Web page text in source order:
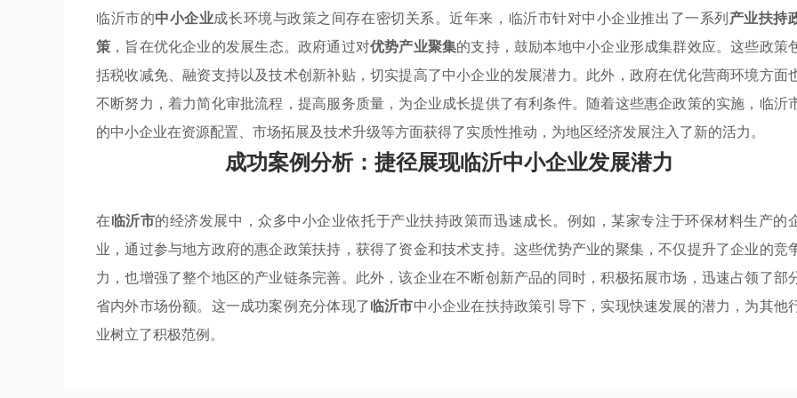
临沂市的中小企业成长环境与政策之间存在密切关系。近年来，临沂市针对中小企业推出了一系列产业扶持
策 ，旨在优化企业的发展生态。政府通过对优势产业聚集的支持，鼓励本地中小企业形成集群效应。这些政策
括税收减免、融资支持以及技术创新补贴，切实提高了中小企业的发展潜力。此外，政府在优化营商环境方面
不断努力，着力简化审批流程，提高服务质量，为企业成长提供了有利条件。随着这些惠企政策的实施，临沂
的中小企业在资源配置、市场拓展及技术升级等方面获得了实质性推动，为地区经济发展注入了新的活力。
成功案例分析：捷径展现临沂中小企业发展潜力
在临沂市的经济发展中，众多中小企业依托于产业扶持政策而迅速成长。例如，某家专注于环保材料生产的
业，通过参与地方政府的惠企政策扶持，获得了资金和技术支持。这些优势产业的聚集，不仅提升了企业的竞
力，也增强了整个地区的产业链条完善。此外，该企业在不断创新产品的同时，积极拓展市场，迅速占领了部
省内外市场份额。这一成功案例充分体现了临沂市中小企业在扶持政策引导下，实现快速发展的潜力，为其他
业树立了积极范例。